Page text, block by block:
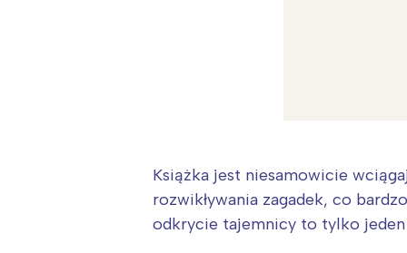
Książka jest niesamowicie
rozwikływania zagadek, co
odkrycie tajemnicy to tylko